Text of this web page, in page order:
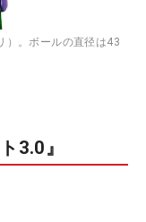
）。ボールの直径は43
3.0』